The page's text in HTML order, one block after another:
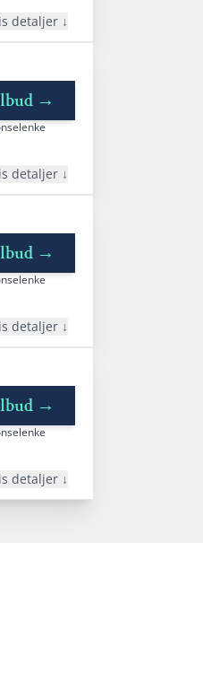
detaljer
→
detaljer
→
detaljer
→
detaljer